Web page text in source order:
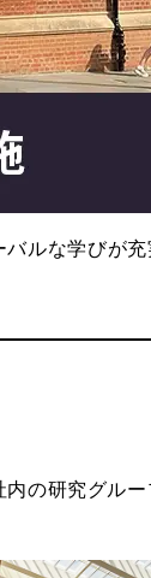
ルな学びが充
内の研究グル